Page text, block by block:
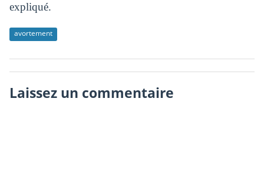
expliqué.
avortement
Laissez un commentaire